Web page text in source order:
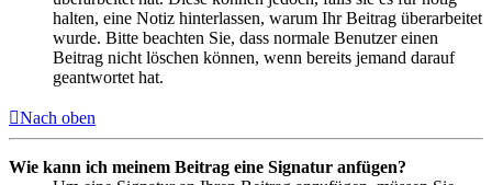
halten, eine Notiz hinterlassen, warum Ihr Beitrag überarbeitet
wurde. Bitte beachten Sie, dass normale Benutzer einen
Beitrag nicht löschen können, wenn bereits jemand darauf
geantwortet hat.
Nach oben
Wie kann ich meinem Beitrag eine Signatur anfügen?